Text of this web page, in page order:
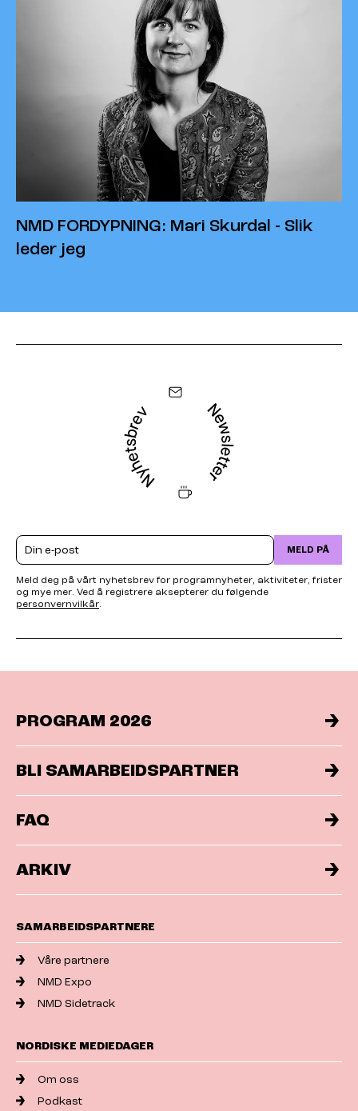
NMD FORDYPNING: Mari Skurdal - Slik
leder jeg
Email MELD PÅ
Meld deg på vårt nyhetsbrev for programnyheter, aktiviteter, frister
og mye mer. Ved å registrere aksepterer du følgende
personvernvilkår
PROGRAM 2026
BLI SAMARBEIDSPARTNER
FAQ
ARKIV
SAMARBEIDSPARTNERE
Våre partnere
NMD Expo
NMD Sidetrack
NORDISKE MEDIEDAGER
Om oss
Podkast